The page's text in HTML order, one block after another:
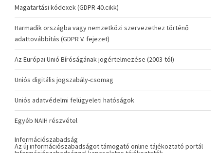
Magatartási kódexek (GDPR 40.cikk)
Harmadik országba vagy nemzetközi szervezethez történő
adattovábbítás (GDPR V. fejezet)
Az Európai Unió Bíróságának jogértelmezése (2003-tól)
Uniós digitális jogszabály-csomag
Uniós adatvédelmi felügyeleti hatóságok
Egyéb NAIH részvétel
Információszabadság
Az új információszabadságot támogató online tájékoztató portál